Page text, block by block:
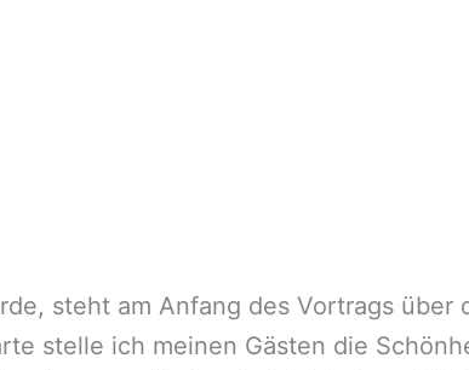
steht am Anfang des Vortrags über
stelle ich meinen Gästen die